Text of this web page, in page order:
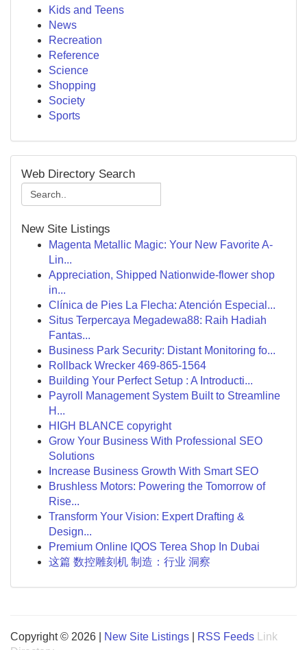
Kids and Teens
News
Recreation
Reference
Science
Shopping
Society
Sports
Web Directory Search
New Site Listings
Magenta Metallic Magic: Your New Favorite A-
Lin...
Appreciation, Shipped Nationwide-flower shop
in...
Clínica de Pies La Flecha: Atención Especial...
Situs Terpercaya Megadewa88: Raih Hadiah
Fantas...
Business Park Security: Distant Monitoring fo...
Rollback Wrecker 469-865-1564
Building Your Perfect Setup : A Introducti...
Payroll Management System Built to Streamline
H...
HIGH BLANCE copyright
Grow Your Business With Professional SEO
Solutions
Increase Business Growth With Smart SEO
Brushless Motors: Powering the Tomorrow of
Rise...
Transform Your Vision: Expert Drafting &
Design...
Premium Online IQOS Terea Shop In Dubai
这篇 数控雕刻机 制造：行业 洞察
Copyright © 2026 | New Site Listings RSS Feeds
Link